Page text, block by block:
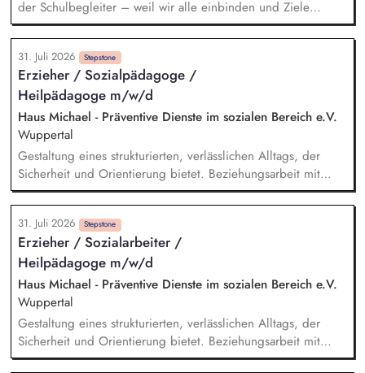
der Schulbegleiter – weil wir alle einbinden und Ziele
gemeinsam feiern. Verlässliche Ansprechperson für die Ämter
und Schulen sowie für die Erziehungsberechtigten – weil wir
tun, was wir sagen. Kontaktaufnahme zu komplementären
Hilfeeinrichtungen. Regelmäßiges vorbereitendes Daten-
Reporting sowie transparente und zeitnahe Kommunikation
über alle relevanten Entwicklungen. Teilnahme an
Familienbesuchen und Netzwerktreffen. Vorbereitung und
Teilnahme an Hilfeplanungen. Proaktives Netzwerken in
verschiedenen Anlaufstellen.
31. Juli 2026 Stepstone
Erzieher / Sozialpädagoge /
Heilpädagoge m/w/d
Haus Michael - Präventive Dienste im sozialen Bereich e.V.
Wuppertal
Gestaltung eines strukturierten, verlässlichen Alltags, der
Sicherheit und Orientierung bietet. Beziehungsarbeit mit
Kindern und Jugendlichen unter Berücksichtigung ihrer
individuellen Lebensgeschichten. Systemisches Denken:
Zusammenhänge erkennen, Verhalten einordnen, Muster
verstehen. Förderung von Identitätsentwicklung, Selbstwert
und individuellen Stärken. Begleitung in lebenspraktischen
Bereichen (Alltag, Schule, Freizeit, Verantwortung).
Zusammenarbeit mit Eltern, Sorgeberechtigten, Schulen,
Therapeut*innen und Jugendämtern.
31. Juli 2026 Stepstone
Erzieher / Sozialarbeiter /
Heilpädagoge m/w/d
Haus Michael - Präventive Dienste im sozialen Bereich e.V.
Wuppertal
Gestaltung eines strukturierten, verlässlichen Alltags, der
Sicherheit und Orientierung bietet. Beziehungsarbeit mit
Kindern und Jugendlichen unter Berücksichtigung ihrer